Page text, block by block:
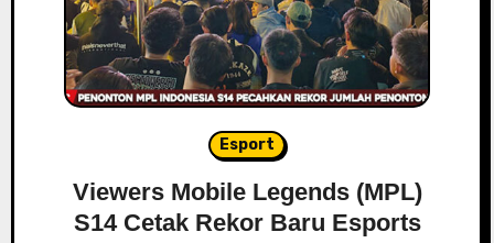
Esport
Viewers Mobile Legends (MPL)
S14 Cetak Rekor Baru Esports